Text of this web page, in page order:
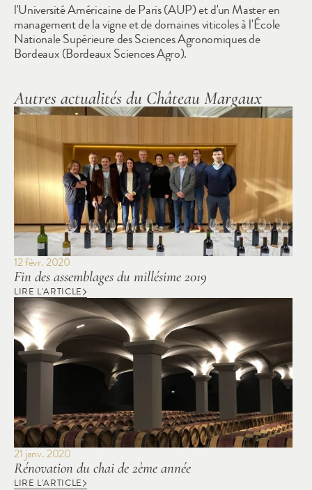
l'Université Américaine de Paris (AUP) et d'un Master en
management de la vigne et de domaines viticoles à l'École
Nationale Supérieure des Sciences Agronomiques de
Bordeaux (Bordeaux Sciences Agro).
Autres actualités du Château Margaux
12 févr. 2020
Fin des assemblages du millésime 2019
LIRE L'ARTICLE
21 janv. 2020
Rénovation du chai de 2ème année
LIRE L'ARTICLE